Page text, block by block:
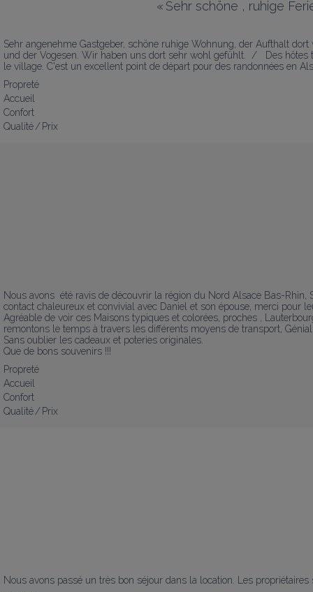
« Sehr schöne , ruhige
Sehr angenehme Gastgeber, schöne ruhige Wohnung, der Aufthalt
und der Vogesen. Wir haben uns dort sehr wohl gefühlt.  /   Des
le village. C'est un excellent point de départ pour des randonnées en
Propreté
Accueil
Confort
Qualité / Prix
Nous avons  été ravis de découvrir la région du Nord Alsace Bas-
contact chaleureux et convivial avec Daniel et son épouse, merci pour
Agréable de voir ces Maisons typiques et colorées, proches ,
remontons le temps à travers les différents moyens de transport,
Sans oublier les cadeaux et poteries originales.
Que de bons souvenirs !!!
Propreté
Accueil
Confort
Qualité / Prix
Nous avons passé un très bon séjour dans la location. Les